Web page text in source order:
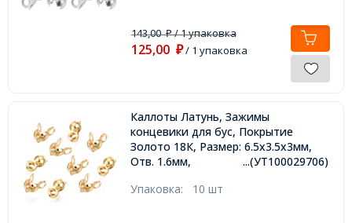
143,00₽/ 1 упаковка
125,00 ₽/ 1 упаковка
Каллоты Латунь, Зажимы
концевики для бус, Покрытие
Золото 18К, Размер: 6.5х3.5х3мм,
Отв. 1.6мм,
...(УТ100029706)
Упаковка: 10 шт